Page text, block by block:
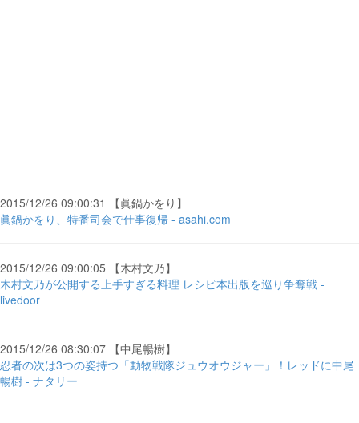
2015/12/26 09:00:31 【眞鍋かをり】
眞鍋かをり、特番司会で仕事復帰 - asahi.com
2015/12/26 09:00:05 【木村文乃】
木村文乃が公開する上手すぎる料理 レシピ本出版を巡り争奪戦 -
livedoor
2015/12/26 08:30:07 【中尾暢樹】
忍者の次は3つの姿持つ「動物戦隊ジュウオウジャー」！レッドに中尾
暢樹 - ナタリー